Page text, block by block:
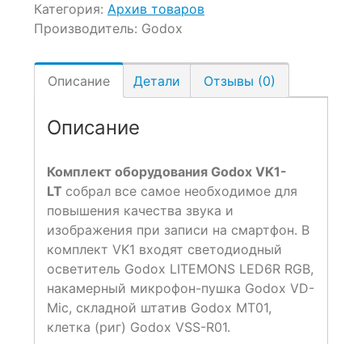
Категория: Архив товаров
Производитель: Godox
Описание Детали Отзывы (0)
Описание
Комплект оборудования Godox VK1-
LT собрал все самое необходимое для
повышения качества звука и
изображения при записи на смартфон. В
комплект VK1 входят светодиодный
осветитель Godox LITEMONS LED6R RGB,
накамерный микрофон-пушка Godox VD-
Mic, складной штатив Godox MT01,
клетка (риг) Godox VSS-R01.